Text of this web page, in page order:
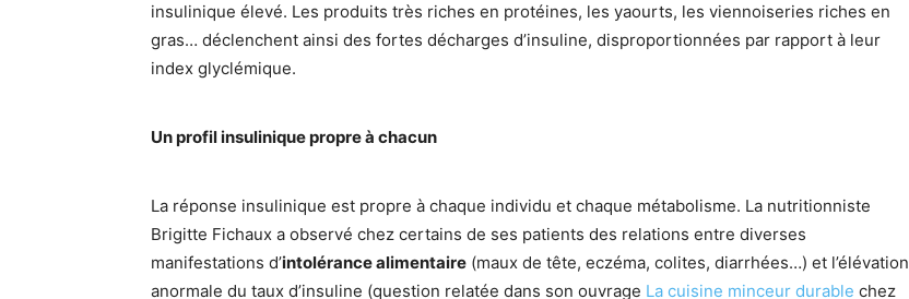
insulinique élevé. Les produits très riches en protéines, les yaourts, les viennoiseries riches en
gras… déclenchent ainsi des fortes décharges d’insuline, disproportionnées par rapport à leur
index glyclémique.
Un profil insulinique propre à chacun
La réponse insulinique est propre à chaque individu et chaque métabolisme. La nutritionniste
Brigitte Fichaux a observé chez certains de ses patients des relations entre diverses
manifestations d’intolérance alimentaire (maux de tête, eczéma, colites, diarrhées…) et l’élévation
anormale du taux d’insuline (question relatée dans son ouvrage La cuisine minceur durable chez